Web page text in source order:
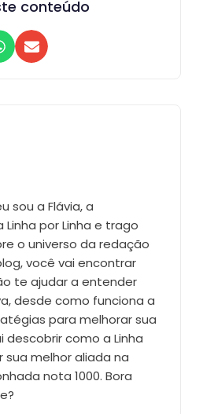
conteúdo
sou a Flávia, a
por Linha e trago
o universo da redação
você vai encontrar
te ajudar a entender
desde como funciona a
para melhorar sua
descobrir como a Linha
sua melhor aliada na
nota 1000. Bora